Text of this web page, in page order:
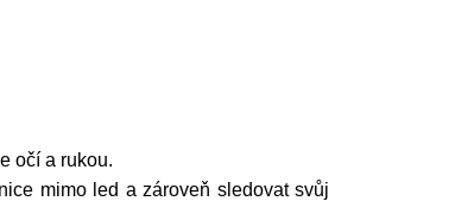
očí a rukou.
mimo led a zároveň sledovat svůj